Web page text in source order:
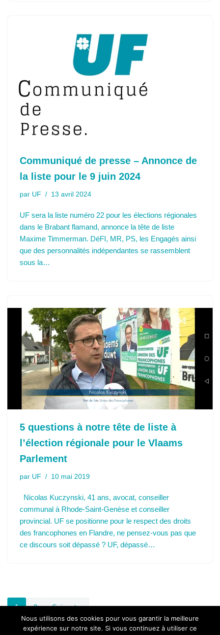
Communiqué de presse – Annonce de
la liste pour le 9 juin 2024
par UF 13 avril 2024
UF sera la liste numéro 22 pour les élections régionales
dans le Brabant flamand, annonce la tête de liste
Maxime Timmerman. DéFI, MR, PS, les Engagés ainsi
que des personnalités indépendantes se rassemblent
sous la…
5 questions à notre tête de liste à
l’élection régionale pour le Vlaams
Parlement
par UF 10 mai 2019
Nicolas Kuczynski, 41 ans, avocat, conseiller
communal à Rhode-Saint-Genèse et conseiller
provincial. UF se positionne pour le respect des droits
des francophones en Flandre, ne pensez-vous pas que
ce discours soit dépassé ? UF, dépassé…
1 2 Suivant »
Nous utilisons des cookies pour vous garantir la meilleure
expérience sur notre site. Si vous continuez à utiliser ce